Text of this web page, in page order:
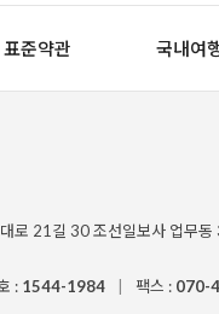
준약관 국내여
로 21길 30 조선일보사 업무동
: 1544-1984 팩스 : 070-